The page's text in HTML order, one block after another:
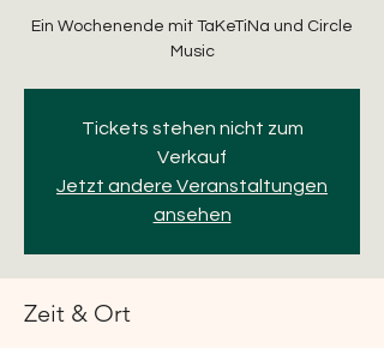
Ein Wochenende mit TaKeTiNa und Circle
Music
Tickets stehen nicht zum
Verkauf
Jetzt andere Veranstaltungen
ansehen
Zeit & Ort